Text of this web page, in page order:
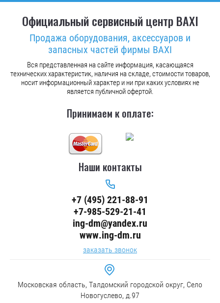
Официальный сервисный центр BAXI
Продажа оборудования, аксессуаров и
запасных частей фирмы BAXI
Вся представленная на сайте информация, касающаяся
технических характеристик, наличия на складе, стоимости товаров,
носит информационный характер и ни при каких условиях не
является публичной офертой.
Принимаем к оплате:
Наши контакты
+7 (495) 221-88-91
+7-985-529-21-41
ing-dm@yandex.ru
www.ing-dm.ru
заказать звонок
Московская область, Талдомский городской округ, Село
Новогуслево, д.97